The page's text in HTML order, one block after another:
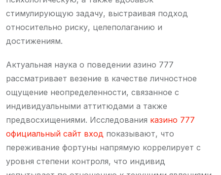
стимулирующую задачу, выстраивая подход
относительно риску, целеполаганию и
достижениям.
Актуальная наука о поведении азино 777
рассматривает везение в качестве личностное
ощущение неопределенности, связанное с
индивидуальными аттитюдами а также
предвосхищениями. Исследования казино 777
официальный сайт вход показывают, что
переживание фортуны напрямую коррелирует с
уровня степени контроля, что индивид